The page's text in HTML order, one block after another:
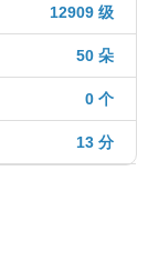
12909 级
50 朵
0 个
13 分